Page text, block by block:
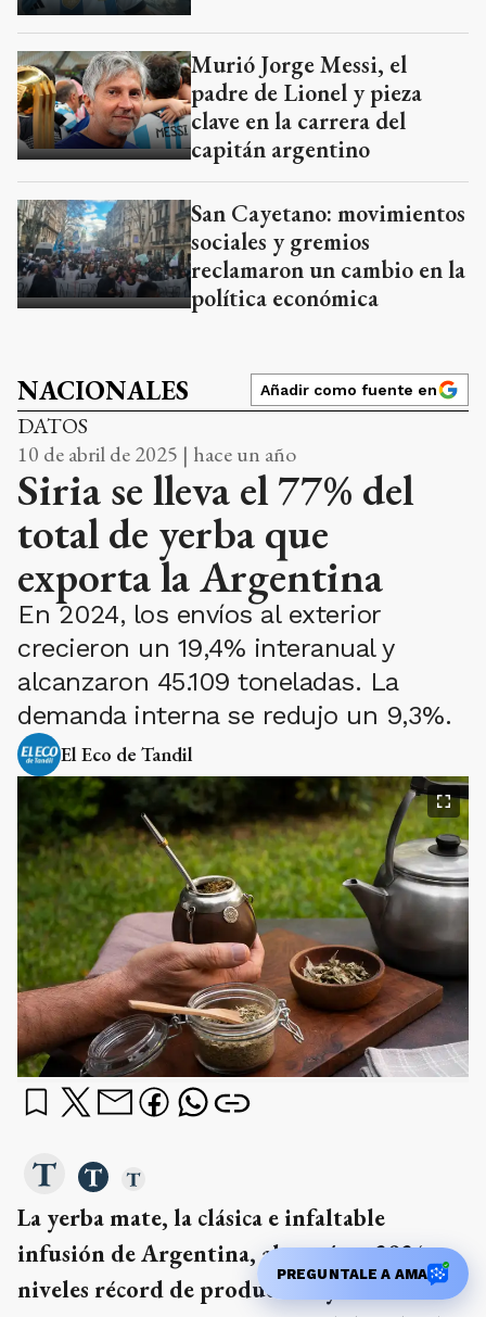
Murió Jorge Messi, el
padre de Lionel y pieza
clave en la carrera del
capitán argentino
San Cayetano: movimientos
sociales y gremios
reclamaron un cambio en la
política económica
NACIONALES Añadir como fuente en
DATOS
10 de abril de 2025 | hace un año
Siria se lleva el 77% del
total de yerba que
exporta la Argentina
En 2024, los envíos al exterior
crecieron un 19,4% interanual y
alcanzaron 45.109 toneladas. La
demanda interna se redujo un 9,3%.
El Eco de Tandil
La yerba mate, la clásica e infaltable
infusión de Argentina, alcanzó en 2024
niveles récord de producción y
PREGUNTALE A AMA